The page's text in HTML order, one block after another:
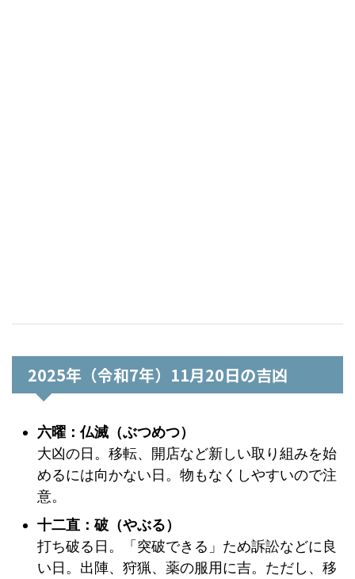
2025年（令和7年）11月20日の吉凶
六曜：仏滅（ぶつめつ）
大凶の日。移転、開店など新しい取り組みを始
めるには向かない日。物もなくしやすいので注
意。
十二直：破（やぶる）
打ち破る日。「突破できる」ため訴訟などに良
い日。出陣、狩猟、薬の服用に吉。ただし、移